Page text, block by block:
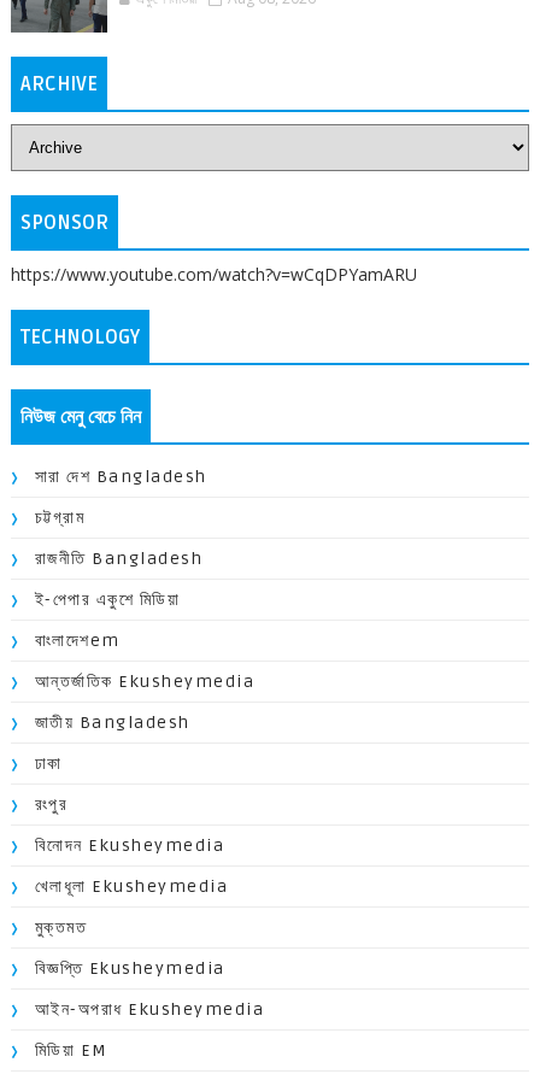
ARCHIVE
SPONSOR
https://www.youtube.com/watch?v=wCqDPYamARU
TECHNOLOGY
নিউজ মেনু বেচে নিন
সারা দেশ Bangladesh
চট্টগ্রাম
রাজনীতি Bangladesh
ই-পেপার একুশে মিডিয়া
বাংলাদেশem
আন্তর্জাতিক Ekusheymedia
জাতীয় Bangladesh
ঢাকা
রংপুর
বিনোদন Ekusheymedia
খেলাধূলা Ekusheymedia
মুক্তমত
বিজ্ঞপ্তি Ekusheymedia
আইন-অপরাধ Ekusheymedia
মিডিয়া EM